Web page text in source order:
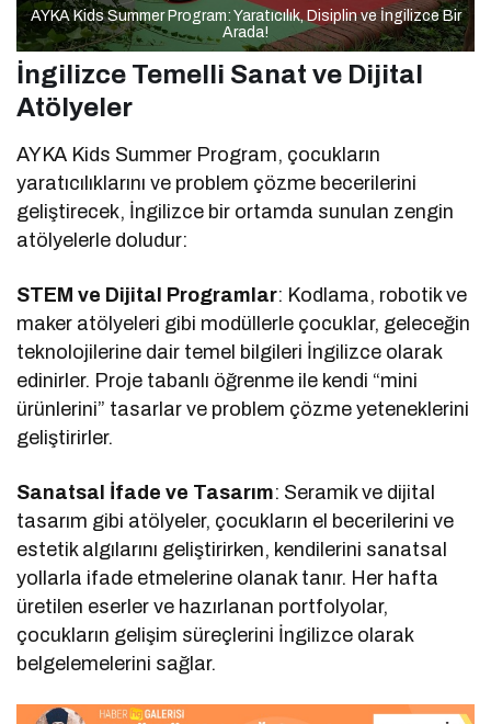
AYKA Kids Summer Program: Yaratıcılık, Disiplin ve İngilizce Bir
Arada!
İngilizce Temelli Sanat ve Dijital
Atölyeler
AYKA Kids Summer Program, çocukların
yaratıcılıklarını ve problem çözme becerilerini
geliştirecek, İngilizce bir ortamda sunulan zengin
atölyelerle doludur:
STEM ve Dijital Programlar: Kodlama, robotik ve
maker atölyeleri gibi modüllerle çocuklar, geleceğin
teknolojilerine dair temel bilgileri İngilizce olarak
edinirler. Proje tabanlı öğrenme ile kendi “mini
ürünlerini” tasarlar ve problem çözme yeteneklerini
geliştirirler.
Sanatsal İfade ve Tasarım: Seramik ve dijital
tasarım gibi atölyeler, çocukların el becerilerini ve
estetik algılarını geliştirirken, kendilerini sanatsal
yollarla ifade etmelerine olanak tanır. Her hafta
üretilen eserler ve hazırlanan portfolyolar,
çocukların gelişim süreçlerini İngilizce olarak
belgelemelerini sağlar.